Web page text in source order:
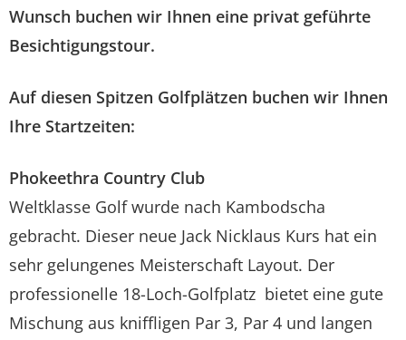
Wunsch buchen wir Ihnen eine privat geführte
Besichtigungstour.
Auf diesen Spitzen Golfplätzen buchen wir Ihnen
Ihre Startzeiten:
Phokeethra Country Club
Weltklasse Golf wurde nach Kambodscha
gebracht. Dieser neue Jack Nicklaus Kurs hat ein
sehr gelungenes Meisterschaft Layout. Der
professionelle 18-Loch-Golfplatz bietet eine gute
Mischung aus kniffligen Par 3, Par 4 und langen